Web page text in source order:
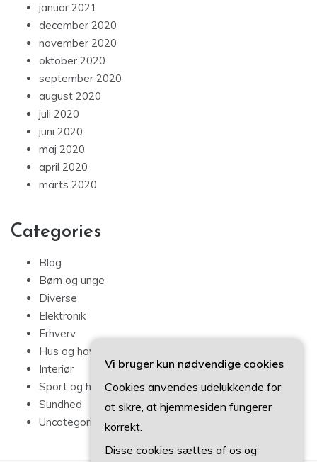
januar 2021
december 2020
november 2020
oktober 2020
september 2020
august 2020
juli 2020
juni 2020
maj 2020
april 2020
marts 2020
Categories
Blog
Børn og unge
Diverse
Elektronik
Erhverv
Hus og have
Interiør
Sport og hobby
Sundhed
Uncategorized
Vi bruger kun nødvendige cookies
Cookies anvendes udelukkende for
at sikre, at hjemmesiden fungerer
korrekt.
Disse cookies sættes af os og